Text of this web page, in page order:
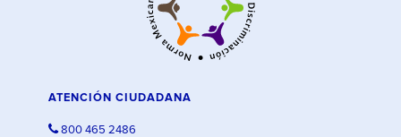
ATENCIÓN CIUDADANA
800 465 2486